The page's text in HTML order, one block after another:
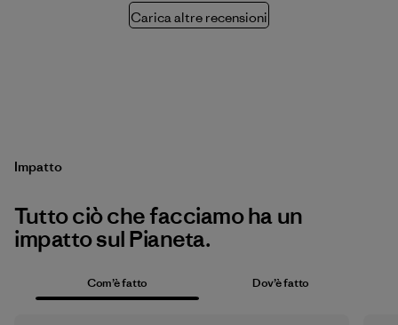
Carica altre recensioni
Impatto
Tutto ciò che facciamo ha un
impatto sul Pianeta.
Com’è fatto Dov’è fatto